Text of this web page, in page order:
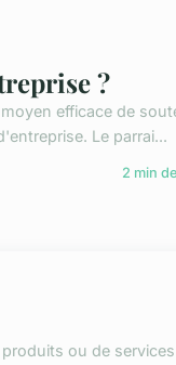
?
efficace de
Le parrai...
2 min
ou de